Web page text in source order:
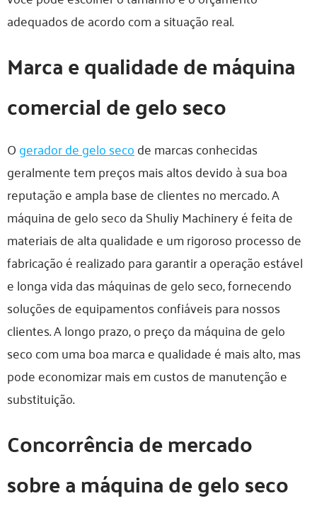
adequados de acordo com a situação real.
Marca e qualidade de máquina
comercial de gelo seco
Ogerador de gelo secode marcas conhecidas
geralmente tem preços mais altos devido à sua boa
reputação e ampla base de clientes no mercado. A
máquina de gelo seco da Shuliy Machinery é feita de
materiais de alta qualidade e um rigoroso processo de
fabricação é realizado para garantir a operação estável
e longa vida das máquinas de gelo seco, fornecendo
soluções de equipamentos confiáveis para nossos
clientes. A longo prazo, o preço da máquina de gelo
seco com uma boa marca e qualidade é mais alto, mas
pode economizar mais em custos de manutenção e
substituição.
Concorrência de mercado
sobre a máquina de gelo seco